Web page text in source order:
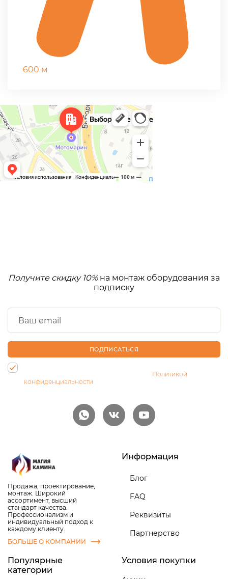
600 м
Получите скидку 10%на монтаж оборудования за
подписку
ПОДПИСАТЬСЯ
Политикой
конфиденциальности
Продажа, проектирование,
монтаж. Широкий
ассортимент, высший
стандарт качества.
Профессионализм и
индивидуальный подход к
каждому клиенту.
БОЛЬШЕ О КОМПАНИИ
Информация
Блог
FAQ
Реквизиты
Партнерство
Популярные
категории
Условия покупки